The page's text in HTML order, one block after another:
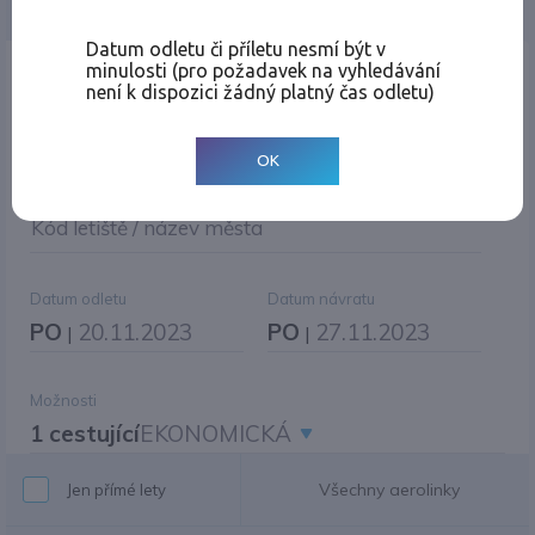
Místo odletu
Kód letiště / název města
Datum odletu
PO | 20.11.2023
Datum návratu
PO | 27.11.2023
Možnosti
1 cestujícíEKONOMICKÁ
Jen přímé lety Všechny aerolinky
Datum odletu či příletu nesmí být v
minulosti (pro požadavek na vyhledávání
není k dispozici žádný platný čas odletu)
OK